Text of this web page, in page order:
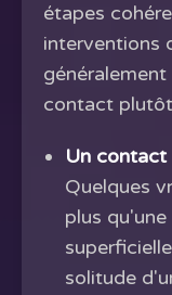
étapes
interventions
contact
Un contact
Quelques
plus
solitude